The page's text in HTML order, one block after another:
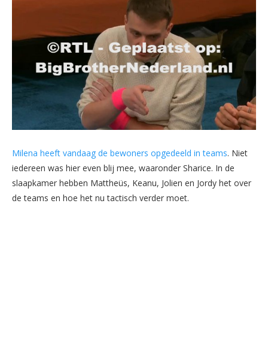
Milena heeft vandaag de bewoners opgedeeld in teams. Niet
iedereen was hier even blij mee, waaronder Sharice. In de
slaapkamer hebben Mattheüs, Keanu, Jolien en Jordy het over
de teams en hoe het nu tactisch verder moet.